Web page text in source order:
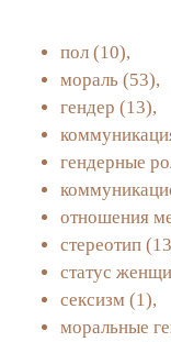
пол (10),
мораль (53),
гендер (13),
гендерные
отношения
стереотип
статус
сексизм (1),
моральные